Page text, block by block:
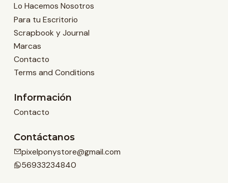
Lo Hacemos Nosotros
Para tu Escritorio
Scrapbook y Journal
Marcas
Contacto
Terms and Conditions
Información
Contacto
Contáctanos
pixelponystore@gmail.com
56933234840